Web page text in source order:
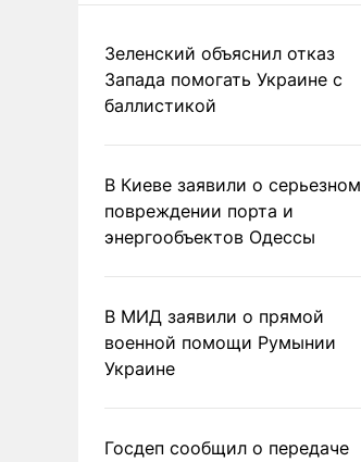
Зеленский объяснил отказ
Запада помогать Украине с
баллистикой
В Киеве заявили о серьезном
повреждении порта и
энергообъектов Одессы
В МИД заявили о прямой
военной помощи Румынии
Украине
Госдеп сообщил о передаче